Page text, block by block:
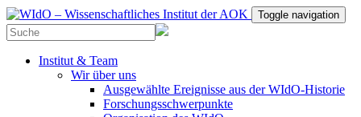
Toggle navigation
Institut & Team
Wir über uns
Ausgewählte Ereignisse aus der WIdO-Historie
Forschungsschwerpunkte